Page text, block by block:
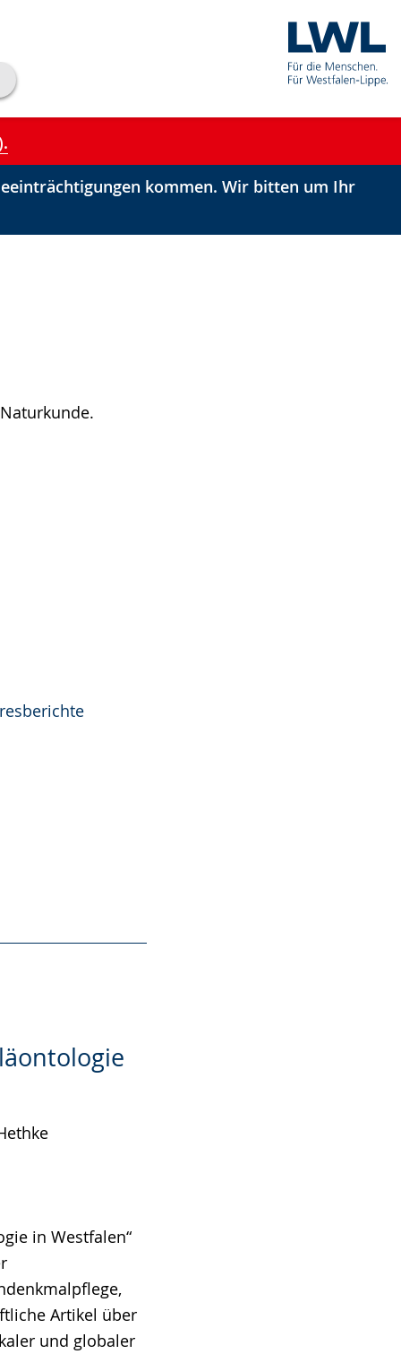
kommen. Wir bitten um Ihr
in Westfalen“
Artikel über
und globaler